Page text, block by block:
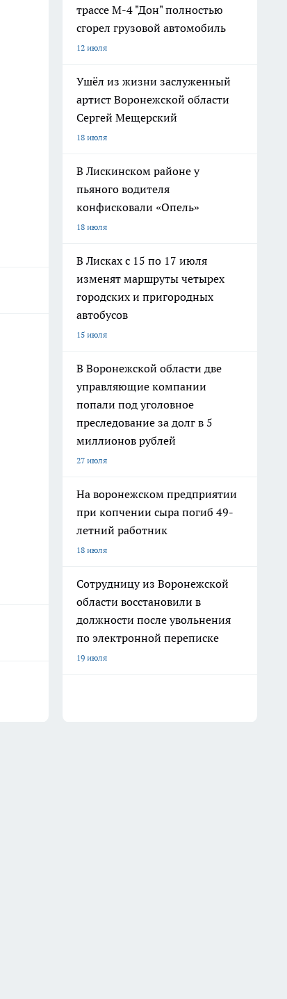
трассе М-4 "Дон" полностью
сгорел грузовой автомобиль
12 июля
Ушёл из жизни заслуженный
артист Воронежской области
Сергей Мещерский
18 июля
В Лискинском районе у
пьяного водителя
конфисковали «Опель»
18 июля
В Лисках с 15 по 17 июля
изменят маршруты четырех
городских и пригородных
автобусов
15 июля
В Воронежской области две
управляющие компании
попали под уголовное
преследование за долг в 5
миллионов рублей
27 июля
На воронежском предприятии
при копчении сыра погиб 49-
летний работник
18 июля
Сотрудницу из Воронежской
области восстановили в
должности после увольнения
по электронной переписке
19 июля